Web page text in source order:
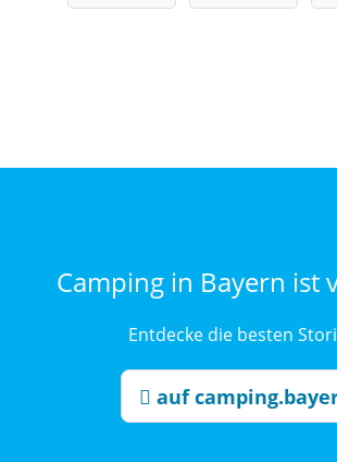
Camping in Bayern ist
Entdecke die besten
auf